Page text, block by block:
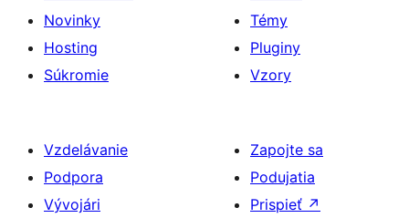
Novinky
Hosting
Súkromie
Témy
Pluginy
Vzory
Vzdelávanie
Podpora
Vývojári
Zapojte sa
Podujatia
Prispieť ↗